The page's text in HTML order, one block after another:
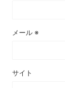
メール ※
サイト